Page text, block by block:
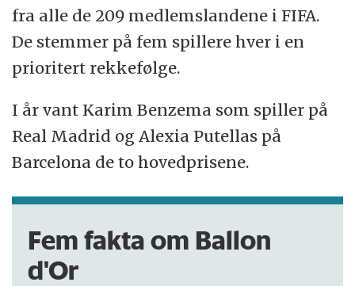
fra alle de 209 medlemslandene i FIFA.
De stemmer på fem spillere hver i en
prioritert rekkefølge.
I år vant Karim Benzema som spiller på
Real Madrid og Alexia Putellas på
Barcelona de to hovedprisene.
Fem fakta om Ballon
d'Or